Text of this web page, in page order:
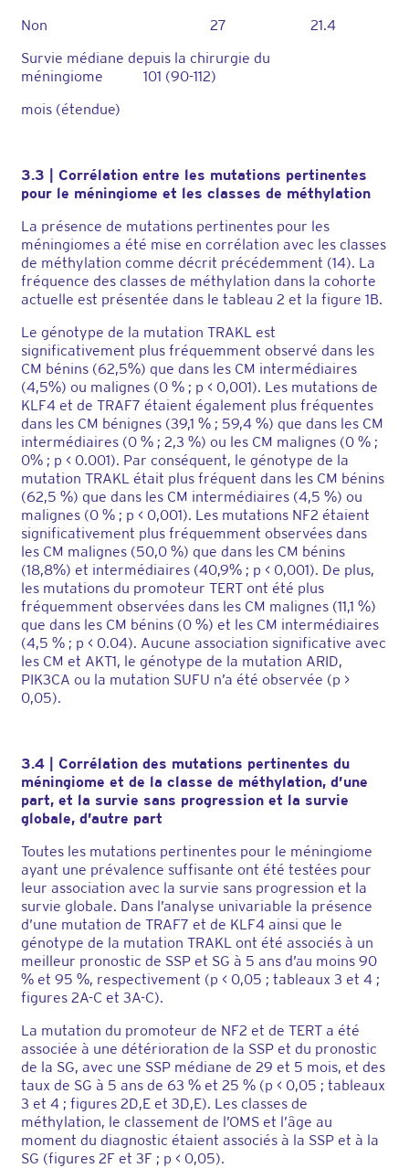
Non 27 21.4
Survie médiane depuis la chirurgie du
méningiome 101 (90-112)
mois (étendue)
3.3 | Corrélation entre les mutations pertinentes
pour le méningiome et les classes de méthylation
La présence de mutations pertinentes pour les
méningiomes a été mise en corrélation avec les classes
de méthylation comme décrit précédemment (14). La
fréquence des classes de méthylation dans la cohorte
actuelle est présentée dans le tableau 2 et la figure 1B.
Le génotype de la mutation TRAKL est
significativement plus fréquemment observé dans les
CM bénins (62,5%) que dans les CM intermédiaires
(4,5%) ou malignes (0 % ; p < 0,001). Les mutations de
KLF4 et de TRAF7 étaient également plus fréquentes
dans les CM bénignes (39,1 % ; 59,4 %) que dans les CM
intermédiaires (0 % ; 2,3 %) ou les CM malignes (0 % ;
0% ; p < 0.001). Par conséquent, le génotype de la
mutation TRAKL était plus fréquent dans les CM bénins
(62,5 %) que dans les CM intermédiaires (4,5 %) ou
malignes (0 % ; p < 0,001). Les mutations NF2 étaient
significativement plus fréquemment observées dans
les CM malignes (50,0 %) que dans les CM bénins
(18,8%) et intermédiaires (40,9% ; p < 0,001). De plus,
les mutations du promoteur TERT ont été plus
fréquemment observées dans les CM malignes (11,1 %)
que dans les CM bénins (0 %) et les CM intermédiaires
(4,5 % ; p < 0.04). Aucune association significative avec
les CM et AKT1, le génotype de la mutation ARID,
PIK3CA ou la mutation SUFU n’a été observée (p >
0,05).
3.4 | Corrélation des mutations pertinentes du
méningiome et de la classe de méthylation, d’une
part, et la survie sans progression et la survie
globale, d’autre part
Toutes les mutations pertinentes pour le méningiome
ayant une prévalence suffisante ont été testées pour
leur association avec la survie sans progression et la
survie globale. Dans l’analyse univariable la présence
d’une mutation de TRAF7 et de KLF4 ainsi que le
génotype de la mutation TRAKL ont été associés à un
meilleur pronostic de SSP et SG à 5 ans d’au moins 90
% et 95 %, respectivement (p < 0,05 ; tableaux 3 et 4 ;
figures 2A-C et 3A-C).
La mutation du promoteur de NF2 et de TERT a été
associée à une détérioration de la SSP et du pronostic
de la SG, avec une SSP médiane de 29 et 5 mois, et des
taux de SG à 5 ans de 63 % et 25 % (p < 0,05 ; tableaux
3 et 4 ; figures 2D,E et 3D,E). Les classes de
méthylation, le classement de l’OMS et l’âge au
moment du diagnostic étaient associés à la SSP et à la
SG (figures 2F et 3F ; p < 0,05).